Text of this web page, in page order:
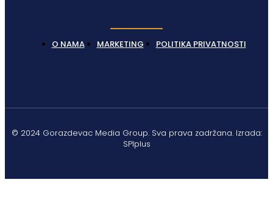
O NAMA MARKETING POLITIKA PRIVATNOSTI
© 2024 Gorazdevac Media Group. Sva prava zadržana. Izrada:
SPIplus